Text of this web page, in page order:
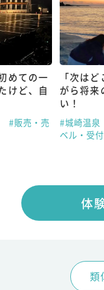
めての一
けど、自
#販売・売
「次は
がら将来
い！
#城崎温泉
ベル・受付
体
類